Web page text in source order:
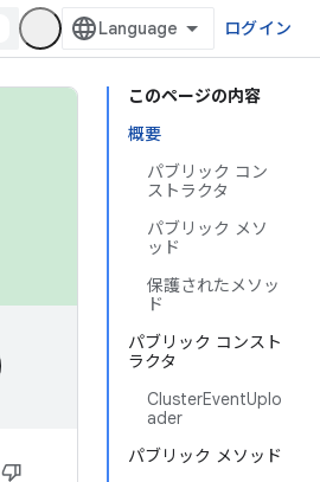
ログイン
このページの内容
概要
パブリック コン
ストラクタ
パブリック メソ
ッド
保護されたメソッ
ド
パブリック コンスト
ラクタ
ClusterEventUplo
ader
パブリック メソッド